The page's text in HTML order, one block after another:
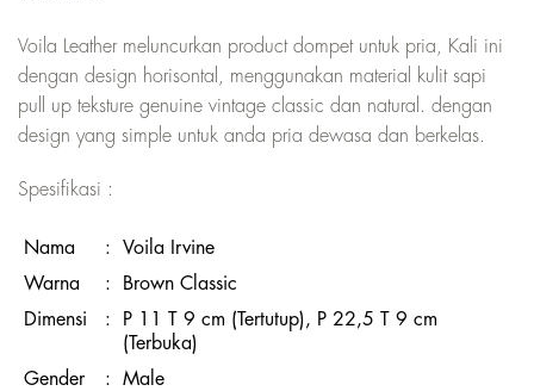
Voila Leather meluncurkan product dompet untuk pria, Kali ini
dengan design horisontal, menggunakan material kulit sapi
pull up teksture genuine vintage classic dan natural. dengan
design yang simple untuk anda pria dewasa dan berkelas.
Spesifikasi :
Nama :
Voila Irvine
Warna
:
Brown Classic
Dimensi
:
P 11 T 9 cm (Tertutup), P 22,5 T 9 cm
(Terbuka)
Gender
:
Male